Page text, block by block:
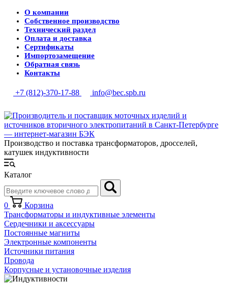
О компании
Собственное производство
Технический раздел
Оплата и доставка
Сертификаты
Импортозамещение
Обратная связь
Контакты
+7 (812)-370-17-88 info@bec.spb.ru
Производство и поставка трансформаторов, дросселей,
катушек индуктивности
Каталог
0
Корзина
Трансформаторы и индуктивные элементы
Сердечники и аксессуары
Постоянные магниты
Электронные компоненты
Источники питания
Провода
Корпусные и установочные изделия